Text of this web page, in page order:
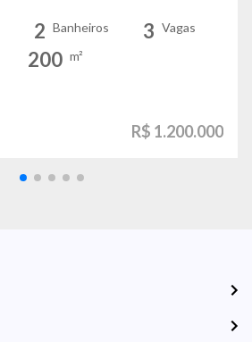
2 Banheiros 3 Vagas
200 m²
R$ 1.200.000